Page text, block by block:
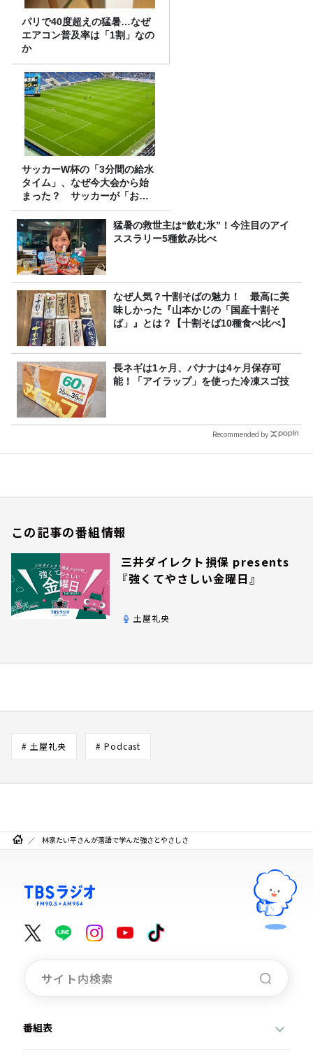
パリで40度超えの猛暑…なぜ
エアコン普及率は「1割」なの
か
サッカーW杯の「3分間の給水
タイム」、なぜ今大会から始
まった？ サッカーが「お
金」に変わる仕組み
猛暑の救世主は“飲む氷”！今注目のアイ
ススラリー5種飲み比べ
なぜ人気？十割そばの魅力！ 最高に美
味しかった『山本かじの「国産十割そ
ば」』とは？【十割そば10種食べ比べ】
長ネギは1ヶ月、バナナは4ヶ月保存可
能！「アイラップ」を使った冷凍スゴ技
Recommended by
この記事の番組情報
三井ダイレクト損保 presents
『強くてやさしい金曜日』
土屋礼央
# 土屋礼央 # Podcast
林家たい平さんが落語で学んだ強さとやさしさ
番組表